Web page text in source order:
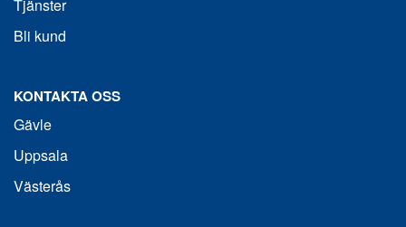
Tjänster
Bli kund
KONTAKTA OSS
Gävle
Uppsala
Västerås